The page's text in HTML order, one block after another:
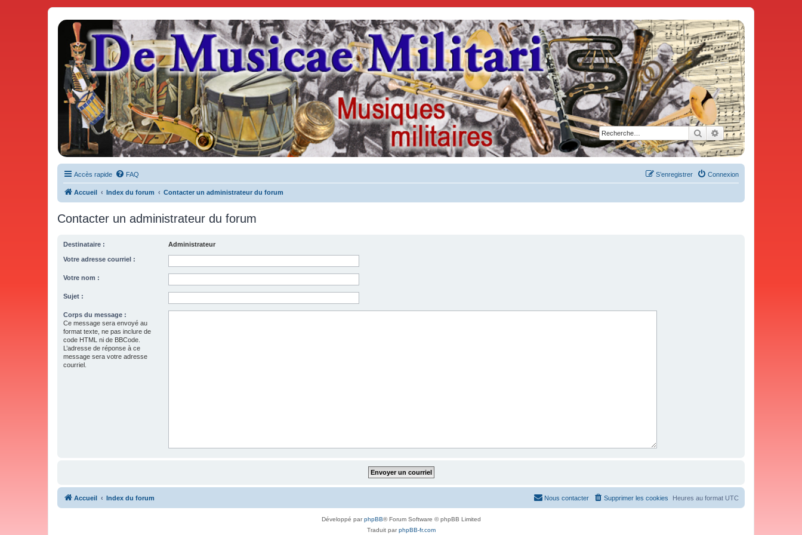
Rechercher
Recherche avancée
De Musicae Militari - Forums
Forums de discussions
Accès rapide FAQ Connexion
S’enregistrer
Accueil Index du forum Contacter un administrateur du forum
Contacter un administrateur du forum
Destinataire : Administrateur
Votre adresse courriel :
Votre nom :
Sujet :
Corps du message :
Ce message sera envoyé au
format texte, ne pas inclure de
code HTML ni de BBCode.
L’adresse de réponse à ce
message sera votre adresse
courriel.
Accueil Index du forum Heures au format UTC
Supprimer les cookies
Nous contacter
Développé parphpBB® Forum Software © phpBB Limited
Traduit parphpBB-fr.com